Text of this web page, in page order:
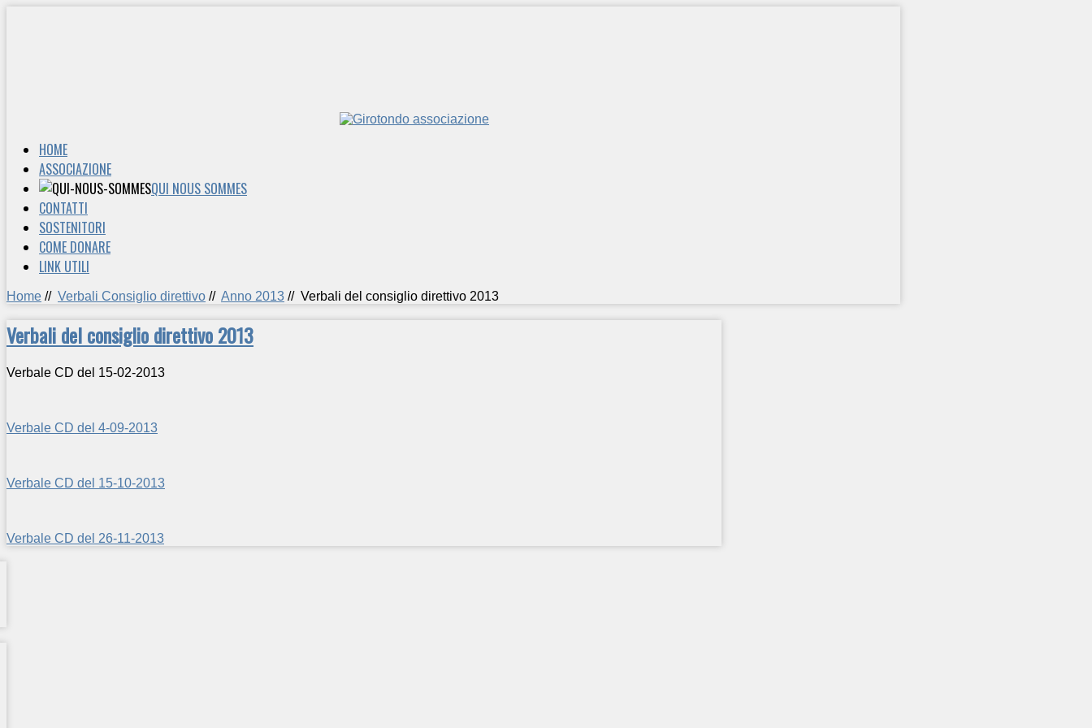
HOME
ASSOCIAZIONE
QUI NOUS SOMMES
CONTATTI
SOSTENITORI
COME DONARE
LINK UTILI
Home // Verbali Consiglio direttivo // Anno 2013 // Verbali del consiglio direttivo 2013
Verbali del consiglio direttivo 2013
Verbale CD del 15-02-2013
Verbale CD del 4-09-2013
Verbale CD del 15-10-2013
Verbale CD del 26-11-2013